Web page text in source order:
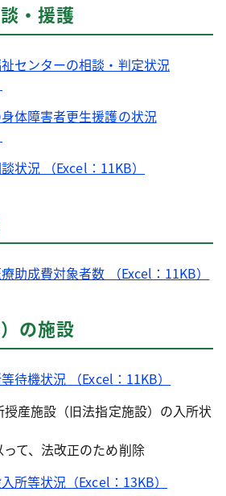
・援護
センターの相談・判定状況
体障害者更生援護の状況
状況 （Excel：11KB）
助成費対象者数 （Excel：11KB）
の施設
待機状況 （Excel：11KB）
産施設（旧法指定施設）の入所状
て、法改正のため削除
所等状況（Excel：13KB）